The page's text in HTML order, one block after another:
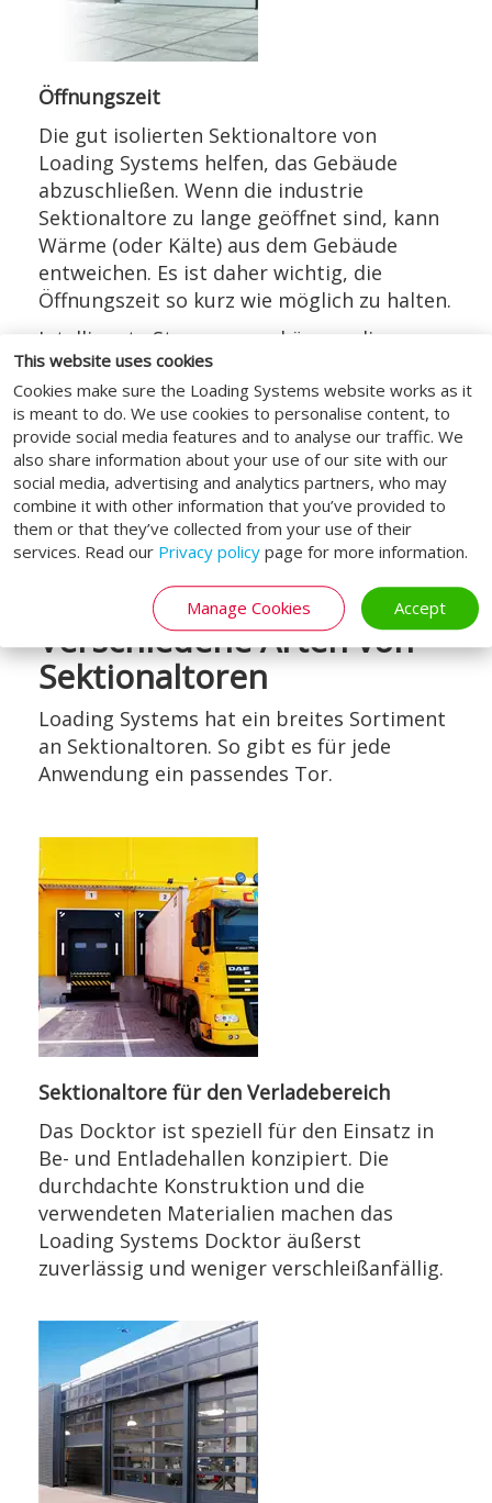
This website uses cookies
Cookies make sure the Loading Systems website works as it
is meant to do. We use cookies to personalise content, to
provide social media features and to analyse our traffic. We
also share information about your use of our site with our
social media, advertising and analytics partners, who may
combine it with other information that you’ve provided to
them or that they’ve collected from your use of their
services. Read our Privacy policy page for more information.
Manage Cookies Accept
Öffnungszeit
Die gut isolierten Sektionaltore von
Loading Systems helfen, das Gebäude
abzuschließen. Wenn die industrie
Sektionaltore zu lange geöffnet sind, kann
Wärme (oder Kälte) aus dem Gebäude
entweichen. Es ist daher wichtig, die
Öffnungszeit so kurz wie möglich zu halten.
Intelligente Steuerungen können die
Toröffnungszeit optimieren. Durch den
Einsatz eines Radars öffnet sich das Tor,
wenn sich der Gabelstapler nähert, und
schließt sich, nachdem der Gabelstapler
vorbeigefahren ist. Dies bedeutet nicht nur
einen enormen Effizienzgewinn, sondern
auch eine Verbesserung des Klimas im
Gebäude!
Verschiedene Arten von
Sektionaltoren
Loading Systems hat ein breites Sortiment
an Sektionaltoren. So gibt es für jede
Anwendung ein passendes Tor.
Sektionaltore für den Verladebereich
Das Docktor ist speziell für den Einsatz in
Be- und Entladehallen konzipiert. Die
durchdachte Konstruktion und die
verwendeten Materialien machen das
Loading Systems Docktor äußerst
zuverlässig und weniger verschleißanfällig.